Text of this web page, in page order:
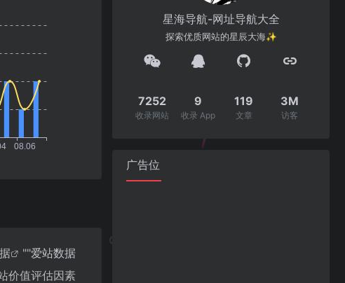
""爱站数据
价值评估因素
星海导航-网址导航大全
探索优质网站的星辰大海✨
7252
收录网站
9
收录 App
119
文章
3M
访客
广告位